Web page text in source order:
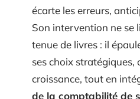
écarte les erreurs,
Son intervention ne se
tenue de livres : il
ses choix stratégiques,
croissance, tout en
de la comptabilité de